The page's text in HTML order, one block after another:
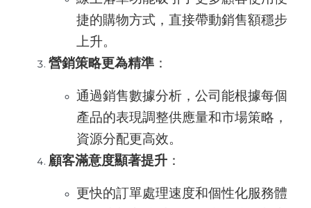
捷的購物方式，直接帶動銷售額穩步
上升。
營銷策略更為精準 ：
通過銷售數據分析，公司能根據每個
產品的表現調整供應量和市場策略，
資源分配更高效。
顧客滿意度顯著提升 ：
更快的訂單處理速度和個性化服務體